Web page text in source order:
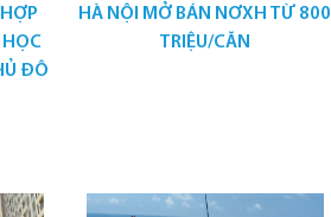
HỌC
ĐÔ
HÀ NỘI MỞ BÁN NƠXH TỪ 800
TRIỆU/CĂN